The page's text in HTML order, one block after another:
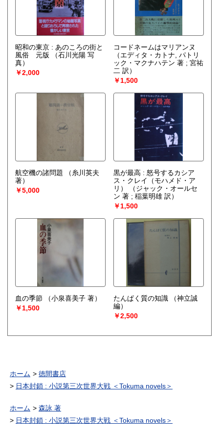
昭和の東京 : あのころの街と
風俗 元版
（石川光陽 写
真）
￥2,000
コードネームはマリアンヌ
（エディタ・カトナ, パトリ
ック・マクナハテン 著 ; 宮祐
二 訳）
￥1,500
航空機の諸問題
（糸川英夫
著）
￥5,000
黒が最高 : 怒号するカシア
ス・クレイ（モハメド・ア
リ）
（ジャック・オールセ
ン 著 ; 稲葉明雄 訳）
￥1,500
血の季節
（小泉喜美子 著）
￥1,500
たんぱく質の知識
（神立誠
編）
￥2,500
ホーム
徳間書店
日本封鎖 : 小説第三次世界大戦 ＜Tokuma novels＞
ホーム
森詠 著
日本封鎖 : 小説第三次世界大戦 ＜Tokuma novels＞